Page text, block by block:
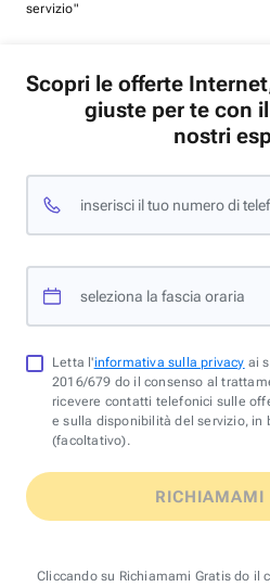
servizio"
Scopri le offerte
giuste per te con
nostri
inserisci il tuo numero di
seleziona la fascia oraria
Letta l'informativa sulla privacy ai
2016/679 do il consenso al
ricevere contatti telefonici sulle
e sulla disponibilità del servizio,
(facoltativo).
RICHIAMAMI
Cliccando su Richiamami Gratis do il